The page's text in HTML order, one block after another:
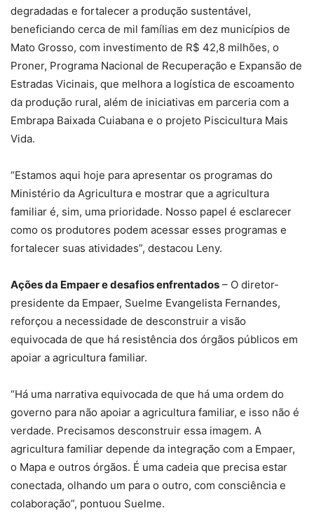
degradadas e fortalecer a produção sustentável,
beneficiando cerca de mil famílias em dez municípios de
Mato Grosso, com investimento de R$ 42,8 milhões, o
Proner, Programa Nacional de Recuperação e Expansão de
Estradas Vicinais, que melhora a logística de escoamento
da produção rural, além de iniciativas em parceria com a
Embrapa Baixada Cuiabana e o projeto Piscicultura Mais
Vida.
“Estamos aqui hoje para apresentar os programas do
Ministério da Agricultura e mostrar que a agricultura
familiar é, sim, uma prioridade. Nosso papel é esclarecer
como os produtores podem acessar esses programas e
fortalecer suas atividades”, destacou Leny.
Ações da Empaer e desafios enfrentados – O diretor-
presidente da Empaer, Suelme Evangelista Fernandes,
reforçou a necessidade de desconstruir a visão
equivocada de que há resistência dos órgãos públicos em
apoiar a agricultura familiar.
“Há uma narrativa equivocada de que há uma ordem do
governo para não apoiar a agricultura familiar, e isso não é
verdade. Precisamos desconstruir essa imagem. A
agricultura familiar depende da integração com a Empaer,
o Mapa e outros órgãos. É uma cadeia que precisa estar
conectada, olhando um para o outro, com consciência e
colaboração”, pontuou Suelme.